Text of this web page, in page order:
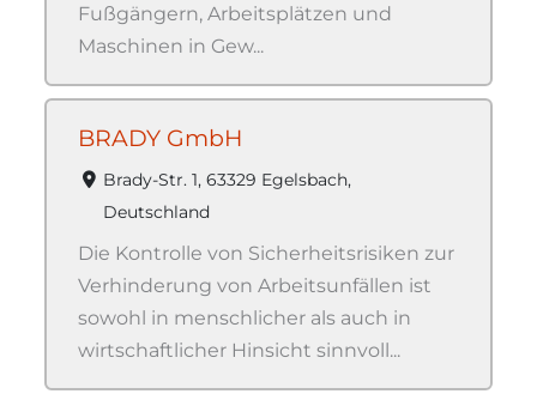
Fußgängern, Arbeitsplätzen und
Maschinen in Gew...
BRADY GmbH
Brady-Str. 1, 63329 Egelsbach,
Deutschland
Die Kontrolle von Sicherheitsrisiken zur
Verhinderung von Arbeitsunfällen ist
sowohl in menschlicher als auch in
wirtschaftlicher Hinsicht sinnvoll...